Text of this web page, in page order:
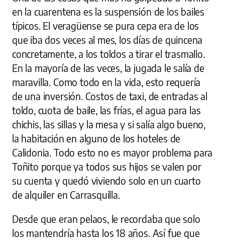
en la cuarentena es la suspensión de los bailes
típicos. El veragüense se pura cepa era de los
que iba dos veces al mes, los días de quincena
concretamente, a los toldos a tirar el trasmallo.
En la mayoría de las veces, la jugada le salía de
maravilla. Como todo en la vida, esto requería
de una inversión. Costos de taxi, de entradas al
toldo, cuota de baile, las frías, el agua para las
chichis, las sillas y la mesa y si salía algo bueno,
la habitación en alguno de los hoteles de
Calidonia. Todo esto no es mayor problema para
Toñito porque ya todos sus hijos se valen por
su cuenta y quedó viviendo solo en un cuarto
de alquiler en Carrasquilla.
Desde que eran pelaos, le recordaba que solo
los mantendría hasta los 18 años. Así fue que